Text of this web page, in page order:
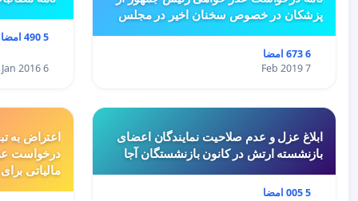
پزشکان در خصوص سخنان اخیر در مجلس
6 673 امضا
7 Feb 2019
5 490 امضا
6 Jan 2016
ابلاغ عزل و عدم صلاحیت نمایندگان اعضای
بازنشسته ارتش در کانون بازنشستگان آجا
5 005 امضا
اعتراض به
درخواست
مالیاتی